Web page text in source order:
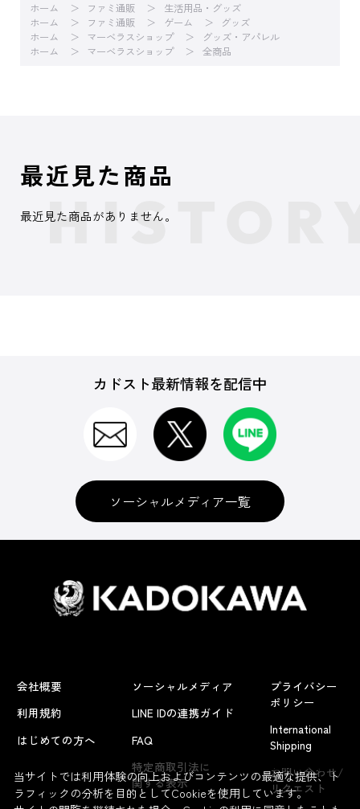
ホーム ファミ通販
生活用品・グッズ
ホーム
ファミ通販 ゲーム
グッズ
ホーム
マーベラスショップ
グッズ・アパレル
ホーム
マーベラスショップ 全商品
よくあるお問い合わせ
最近見た商品
最近見た商品がありません。
カドスト最新情報を配信中
ソーシャルメディア一覧
会社概要
利用規約
はじめての方へ
ソーシャルメディア
LINE IDの連携ガイド
FAQ
特定商取引法に
関する表示
プライバシー
ポリシー
International
Shipping
お問い合わせ/
リクエスト
当サイトでは利用体験の向上およびコンテンツの最適な提供、ト
ラフィックの分析を目的としてCookieを使用しています。